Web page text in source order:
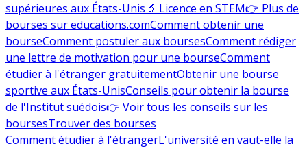
supérieures aux États-Unis🔬 Licence en STEM👉 Plus de
bourses sur educations.comComment obtenir une
bourseComment postuler aux boursesComment rédiger
une lettre de motivation pour une bourseComment
étudier à l'étranger gratuitementObtenir une bourse
sportive aux États-UnisConseils pour obtenir la bourse
de l'Institut suédois👉 Voir tous les conseils sur les
boursesTrouver des bourses
Comment étudier à l'étrangerL'université en vaut-elle la